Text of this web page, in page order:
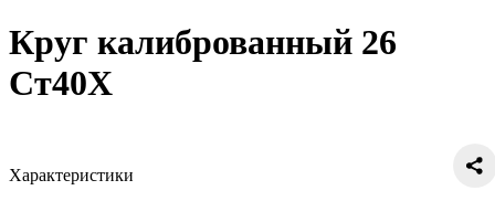
Круг калиброванный 26
Ст40Х
Характеристики